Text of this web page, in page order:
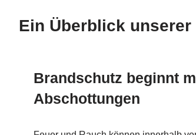
Ein Überblick
Brandschutz beginnt
Abschottungen